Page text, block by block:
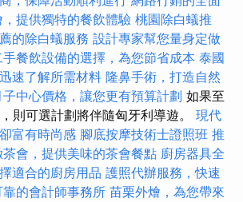
，提供獨特的餐飲體驗 桃園除白蟻推
的除白蟻服務 設計專家幫您量身定做
手餐飲設備的選擇，為您節省成本 泰國
速了解所需材料 隆鼻手術，打造自然
中心價格，讓您更有預算計劃 如果至
則可選計劃將伴隨匈牙利導遊。 現代
富有時尚感 腳底按摩技術士證照班 推
茶會，提供美味的茶會餐點 廚房器具全
適合的廚房用品 護照代辦服務，快速
靠的會計師事務所 苗栗外燴，為您帶來